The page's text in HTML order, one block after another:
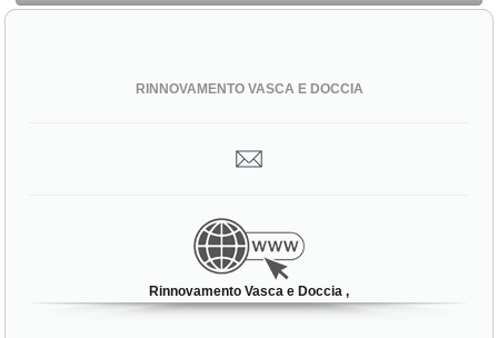
RINNOVAMENTO VASCA E DOCCIA
Rinnovamento Vasca e Doccia ,